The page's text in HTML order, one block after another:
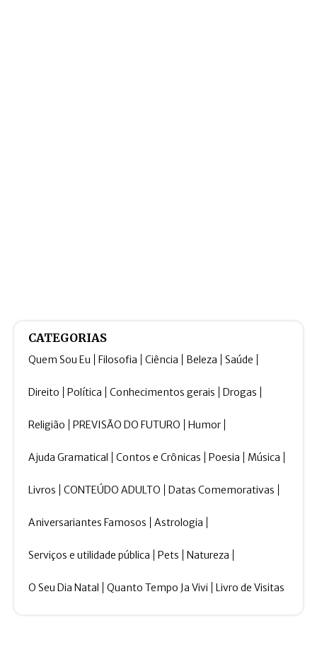
CATEGORIAS
Quem Sou Eu Filosofia Ciência Beleza Saúde
Direito Política Conhecimentos gerais Drogas
Religião PREVISÃO DO FUTURO Humor
Ajuda Gramatical Contos e Crônicas Poesia Música
Livros CONTEÚDO ADULTO Datas Comemorativas
Aniversariantes Famosos Astrologia
Serviços e utilidade pública Pets Natureza
O Seu Dia Natal Quanto Tempo Ja Vivi Livro de Visitas